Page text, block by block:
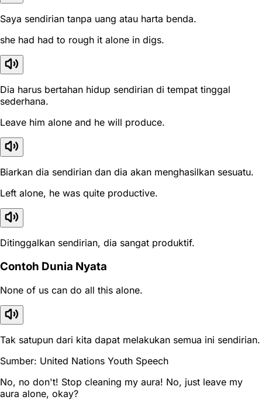
Saya sendirian tanpa uang atau harta benda.
she had had to rough it alone in digs.
Dia harus bertahan hidup sendirian di tempat tinggal
sederhana.
Leave him alone and he will produce.
Biarkan dia sendirian dan dia akan menghasilkan sesuatu.
Left alone, he was quite productive.
Ditinggalkan sendirian, dia sangat produktif.
Contoh Dunia Nyata
None of us can do all this alone.
Tak satupun dari kita dapat melakukan semua ini sendirian.
Sumber: United Nations Youth Speech
No, no don't! Stop cleaning my aura! No, just leave my
aura alone, okay?